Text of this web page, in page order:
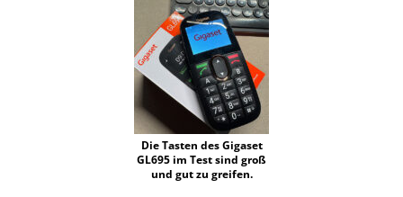
Die Tasten des Gigaset
GL695 im Test sind groß
und gut zu greifen.